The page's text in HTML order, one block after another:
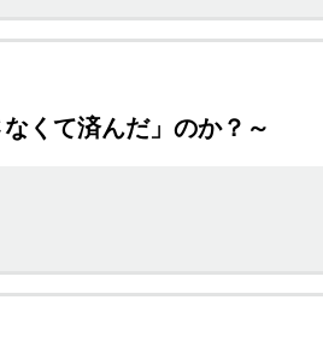
くて済んだ」のか？～